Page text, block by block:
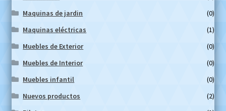
Maquinas de jardin
(0)
Maquinas eléctricas
(1)
Muebles de Exterior
(0)
Muebles de Interior
(0)
Muebles infantil
(0)
Nuevos productos
(2)